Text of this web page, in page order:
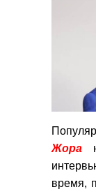
Жора
время,